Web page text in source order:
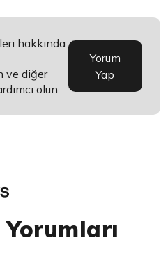
hakkında
ve diğer
olun.
Yorum
Yap